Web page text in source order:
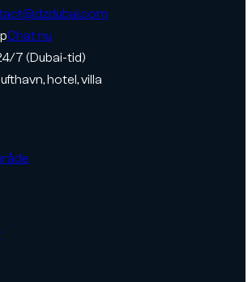
Chat nu
7 (Dubai-tid)
hotel, villa